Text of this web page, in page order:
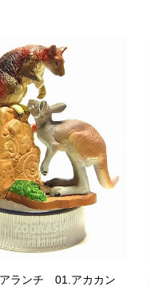
ランチ 01.アカカン